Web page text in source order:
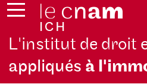
L'institut de droit
appliqués à